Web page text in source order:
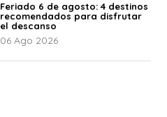
Feriado 6 de agosto: 4 destinos
recomendados para disfrutar
el descanso
06 Ago 2026